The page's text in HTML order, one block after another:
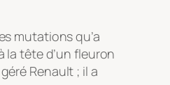
mutations qu’a
tête d’un fleuron
Renault ; il a